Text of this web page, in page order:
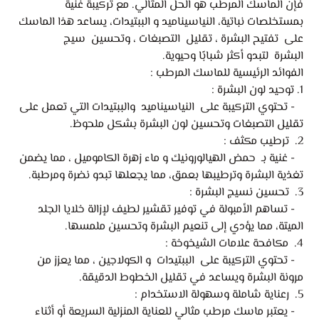
فإن الماسك المرطب هو الحل المثالي. مع تركيبة غنية
بمستخلصات نباتية، النياسيناميد و الببتيدات، يساعد هذا الماسك
على تفتيح البشرة ، تقليل التصبغات ، وتحسين سيج
البشرة لتبدو أكثر شبابًا وحيوية.
الفوائد الرئيسية للماسك المرطب :
1. توحيد لون البشرة :
- تحتوي التركيبة على النياسيناميد والببتيدات التي تعمل على
تقليل التصبغات وتحسين لون البشرة بشكل ملحوظ.
2. ترطيب مكثف :
- غنية بـ حمض الهيالورونيك و ماء زهرة الكاموميل ، مما يضمن
تغذية البشرة وترطيبها بعمق، مما يجعلها تبدو نضرة ومرطبة.
3. تحسين نسيج البشرة :
- تساهم الأمبولة في توفير تقشير لطيف لإزالة خلايا الجلد
الميتة، مما يؤدي إلى تنعيم البشرة وتحسين ملمسها.
4. مكافحة علامات الشيخوخة :
- تحتوي التركيبة على الببتيدات و الكولاجين ، مما يعزز من
مرونة البشرة ويساعد في تقليل الخطوط الدقيقة.
5. رعناية شاملة وسهولة الاستخدام :
- يعتبر ماسك مرطب مثالي للعناية المنزلية السريعة أو أثناء